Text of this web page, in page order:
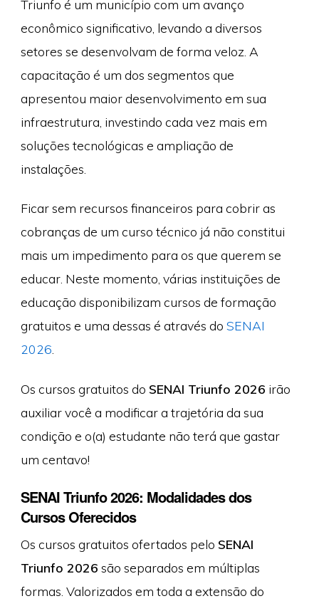
Triunfo é um município com um avanço
econômico significativo, levando a diversos
setores se desenvolvam de forma veloz. A
capacitação é um dos segmentos que
apresentou maior desenvolvimento em sua
infraestrutura, investindo cada vez mais em
soluções tecnológicas e ampliação de
instalações.
Ficar sem recursos financeiros para cobrir as
cobranças de um curso técnico já não constitui
mais um impedimento para os que querem se
educar. Neste momento, várias instituições de
educação disponibilizam cursos de formação
gratuitos e uma dessas é através do SENAI
2026
Os cursos gratuitos do SENAI Triunfo 2026 irão
auxiliar você a modificar a trajetória da sua
condição e o(a) estudante não terá que gastar
um centavo!
SENAI Triunfo 2026: Modalidades dos
Cursos Oferecidos
Os cursos gratuitos ofertados pelo SENAI
Triunfo 2026 são separados em múltiplas
formas. Valorizados em toda a extensão do